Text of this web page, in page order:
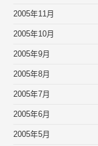
2005年11月
2005年10月
2005年9月
2005年8月
2005年7月
2005年6月
2005年5月